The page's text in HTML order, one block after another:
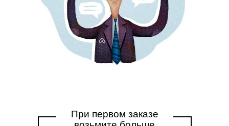
При первом заказе